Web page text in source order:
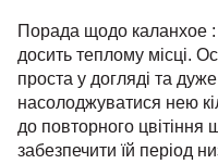
Порада щодо каланхое :
досить теплому місці.
проста у догляді та
насолоджуватися нею
до повторного цвітіння
забезпечити їй період